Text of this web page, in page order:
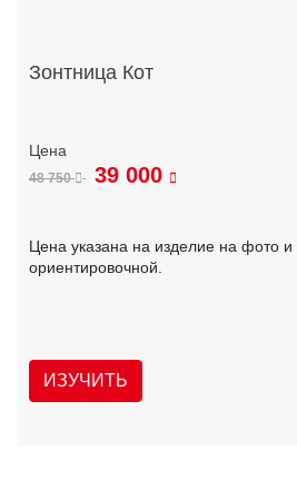
Зонтница Кот
48 750 39 000
Цена указана на изделие на фото и
ориентировочной.
ИЗУЧИТЬ